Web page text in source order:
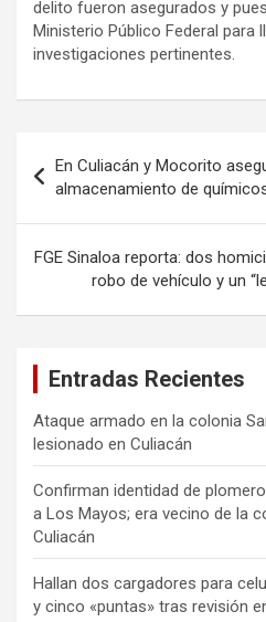
delito fueron asegurados y
Ministerio Público Federal para
investigaciones pertinentes.
de
entradas
En Culiacán y Mocorito
almacenamiento de
FGE Sinaloa reporta: dos
robo de vehículo y un
Entradas Recientes
Ataque armado en la colonia
lesionado en Culiacán
Confirman identidad de
a Los Mayos; era vecino de la
Culiacán
Hallan dos cargadores para
y cinco «puntas» tras revisión